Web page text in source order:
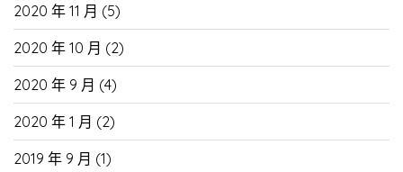
2020 年 11 月 (5)
2020 年 10 月 (2)
2020 年 9 月 (4)
2020 年 1 月 (2)
2019 年 9 月 (1)